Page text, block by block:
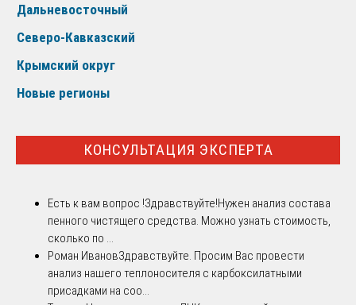
Дальневосточный
Северо-Кавказский
Крымский округ
Новые регионы
КОНСУЛЬТАЦИЯ ЭКСПЕРТА
Есть к вам вопрос !Здравствуйте!Нужен анализ состава
пенного чистящего средства. Можно узнать стоимость,
сколько по ...
Роман ИвановЗдравствуйте. Просим Вас провести
анализ нашего теплоносителя с карбоксилатными
присадками на соо...